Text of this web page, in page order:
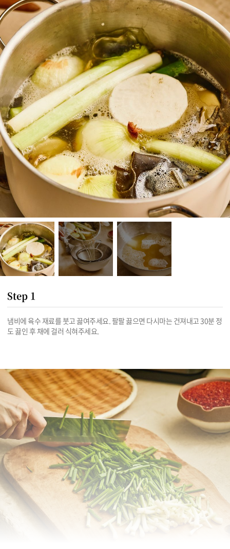
Step 1
냄비에 육수 재료를 붓고 끓여주세요. 팔팔 끓으면 다시마는 건져내고 30분 정
도 끓인 후 채에 걸러 식혀주세요.